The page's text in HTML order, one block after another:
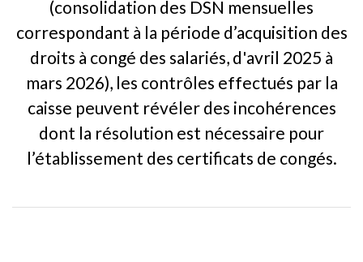
(consolidation des DSN mensuelles
correspondant à la période d’acquisition des
droits à congé des salariés, d'avril 2025 à
mars 2026), les contrôles effectués par la
caisse peuvent révéler des incohérences
dont la résolution est nécessaire pour
l’établissement des certificats de congés.